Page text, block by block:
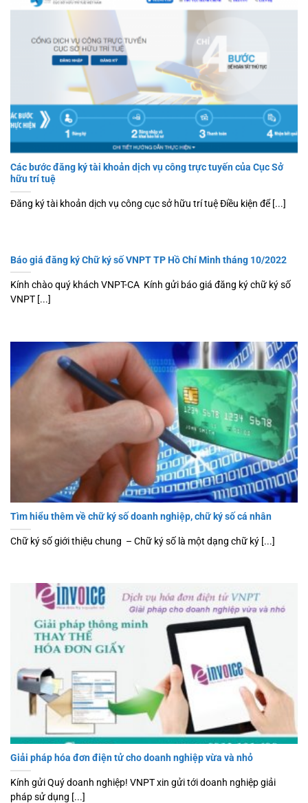
Các bước đăng ký tài khoản dịch vụ công trực tuyến của Cục Sở
hữu trí tuệ
Đăng ký tài khoản dịch vụ công cục sở hữu trí tuệ Điều kiện để [...]
Báo giá đăng ký Chữ ký số VNPT TP Hồ Chí Minh tháng 10/2022
Kính chào quý khách VNPT-CA Kính gửi báo giá đăng ký chữ ký số
VNPT [...]
Tìm hiểu thêm về chữ ký số doanh nghiệp, chữ ký số cá nhân
Chữ ký số giới thiệu chung – Chữ ký số là một dạng chữ ký [...]
Giải pháp hóa đơn điện tử cho doanh nghiệp vừa và nhỏ
Kính gửi Quý doanh nghiệp! VNPT xin gửi tới doanh nghiệp giải
pháp sử dụng [...]